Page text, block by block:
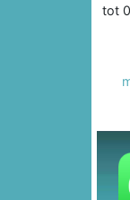
tot